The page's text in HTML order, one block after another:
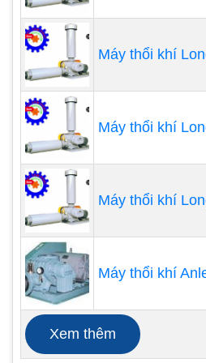
3. Điện áp
Máy thổi khí muốn hoạt
cấp điện, do đó điện áp
mua
máy thổi khí. Máy thổi
điện với nguồn điện áp phù
Máy thổi khí
Máy thổi khí
Máy thổi khí
Máy thổi khí
Xem thêm